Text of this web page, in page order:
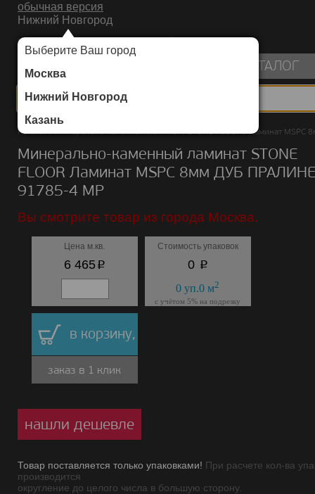
обычная версия
Нижний Новгород
Выберите Ваш город
Москва
Нижний Новгород
Казань
ИНТЕРНЕТ-МАГАЗИН НАПОЛЬНЫХ ПОКРЫТИЙ
КАТАЛОГ
Каталог/Минерально-каменный ламинат/STONE FLOOR/Ламинат MSPC
Минерально-каменный ламинат STONE
FLOOR Ламинат MSPC 8мм ДУБ ПРАЛИНЕ
91785-4 MP
Вы смотрите товар из города Москва.
Цена м.кв.
6 465p
Стоимость упаковок
0 p
0 уп.0 м2
с учётом 5% на подрезку
в корзину,
заказ в 1 клик
нашли дешевле
Товар поставляется только упаковками! При расчете кол-ва
производится
округление до целого числа в большую сторону.